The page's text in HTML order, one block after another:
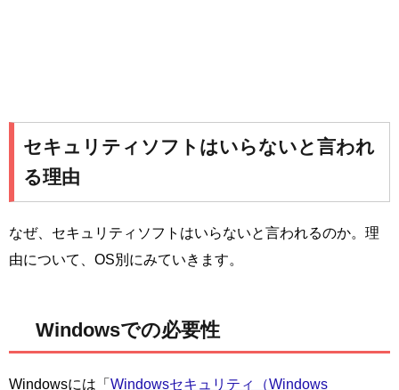
セキュリティソフトはいらないと言われ
る理由
なぜ、セキュリティソフトはいらないと言われるのか。理
由について、OS別にみていきます。
Windowsでの必要性
Windowsには「 Windowsセキュリティ（Windows